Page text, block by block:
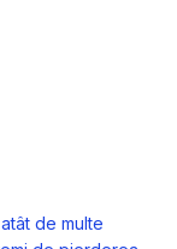
de multe